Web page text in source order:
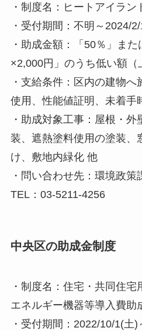
・制度名：ヒートアイラン
・受付期間：不明～2024/2/
・助成金額：「50％」また
×2,000円」のうち低い額（
・支給条件：区内の建物
使用、性能値証明、未着手
・助成対象工事：屋根・
装、遮熱塗料使用の塗装、
け、敷地内緑化 他
・問い合わせ先：環境政
TEL：03-5211-4256
中央区の助成金制度
・制度名：住宅・共同住
エネルギー機器等導入費助
・受付期間：2022/10/1(土